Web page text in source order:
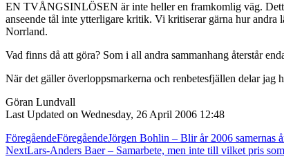
EN TVÅNGSINLÖSEN är inte heller en framkomlig väg.
anseende tål inte ytterligare kritik. Vi kritiserar gärna hur
Norrland.
Vad finns då att göra? Som i all andra sammanhang återstår
När det gäller överloppsmarkerna och renbetesfjällen delar jag
Göran Lundvall
Last Updated on Wednesday, 26 April 2006 12:48
FöregåendeFöregåendeJörgen Bohlin – Blir år 2006 samernas
NextLars-Anders Baer – Samarbete, men inte till vilket pris